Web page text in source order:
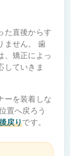
た直後からす
ません。 歯
、矯正によっ
していきま
ーを装着しな
置へ戻ろう
戻りです。